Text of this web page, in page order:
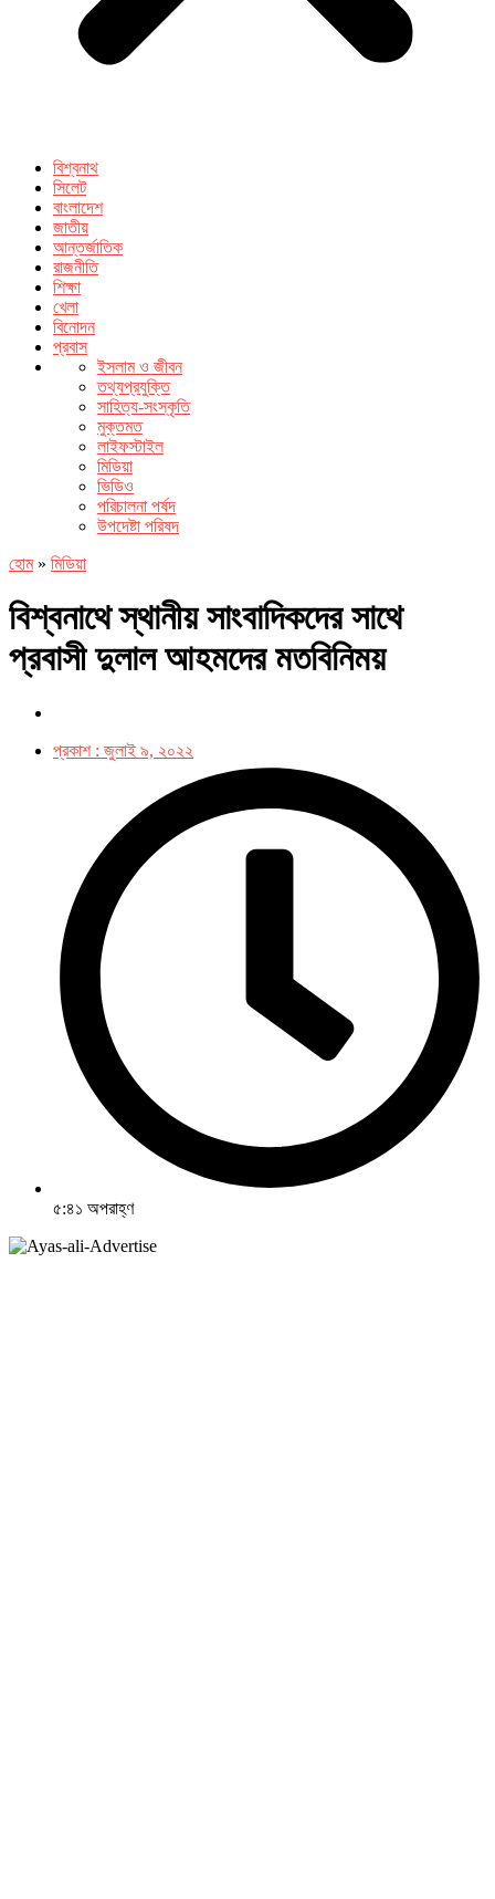
বিশ্বনাথ
সিলেট
বাংলাদেশ
জাতীয়
আন্তর্জাতিক
রাজনীতি
শিক্ষা
খেলা
বিনোদন
প্রবাস
ইসলাম ও জীবন
তথ্যপ্রযুক্তি
সাহিত্য-সংস্কৃতি
মুক্তমত
লাইফস্টাইল
মিডিয়া
ভিডিও
পরিচালনা পর্ষদ
উপদেষ্টা পরিষদ
হোম» মিডিয়া
বিশ্বনাথে স্থানীয় সাংবাদিকদের সাথে
প্রবাসী দুলাল আহমদের মতবিনিময়
প্রকাশ : জুলাই ৯, ২০২২
৫:৪১ অপরাহ্ণ